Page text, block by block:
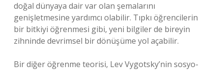
doğal dünyaya dair var olan şemalarını
genişletmesine yardımcı olabilir. Tıpkı öğrencilerin
bir bitkiyi öğrenmesi gibi, yeni bilgiler de bireyin
zihninde devrimsel bir dönüşüme yol açabilir.
Bir diğer öğrenme teorisi, Lev Vygotsky’nin sosyo-